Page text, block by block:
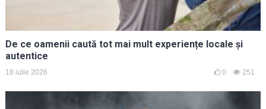
De ce oamenii caută tot mai mult experiențe locale și
autentice
18 iulie 2026 0 251